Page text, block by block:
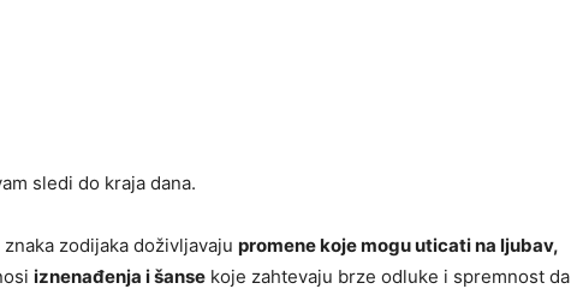
sledi do kraja dana.
zodijaka doživljavaju promene koje mogu uticati na ljubav,
iznenađenja i šanse koje zahtevaju brze odluke i spremnost da